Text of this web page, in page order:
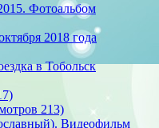
Фотоальбом
2018 года
в Тобольск
213)
Видеофильм